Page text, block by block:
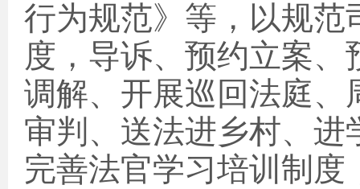
行为规范》等，以规范
度，导诉、预约立案
调解、开展巡回法庭、
审判、送法进乡村、
完善法官学习培训制度